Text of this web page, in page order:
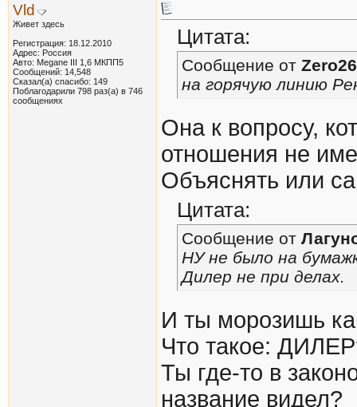
Vld
Живет здесь
Регистрация: 18.12.2010
Адрес: Россия
Авто: Megane III 1,6 МКПП5
Сообщений: 14,548
Сказал(а) спасибо: 149
Поблагодарили 798 раз(а) в 746
сообщениях
Цитата:
Сообщение от Zero26
на горячую линию
Она к вопросу,
отношения не
Объяснять или
Цитата:
Сообщение от
НУ не было на
Дилер не при делах.
И ты морозишь
Что такое:
Ты где-то в
название видел?